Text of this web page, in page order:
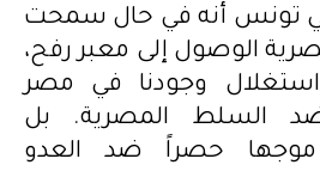
تونس أنه في حال سمحت
الوصول إلى معبر رفح،
استغلال وجودنا في مصر
السلط المصرية. بل
حصراً ضد العدو